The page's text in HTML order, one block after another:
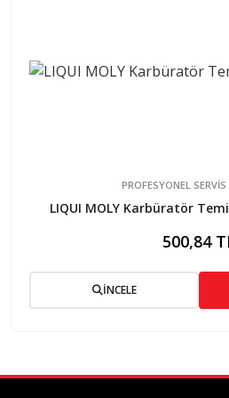
PROFESYONEL
LIQUI MOLY Karbüratör
500,84
İNCELE